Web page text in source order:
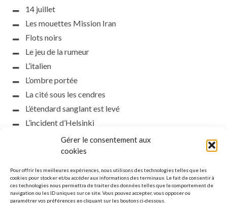
Gérer le consentement aux
cookies
Pour offrir les meilleures expériences, nous utilisons des technologies telles que les
cookies pour stocker et/ou accéder aux informations des terminaux. Le fait de consentir à
ces technologies nous permettra de traiter des données telles que le comportement de
navigation ou les ID uniques sur ce site. Vous pouvez accepter, vous opposer ou
paramétrer vos préférences en cliquant sur les boutons ci-dessous.
14 juillet
Les mouettes Mission Iran
Flots noirs
Le jeu de la rumeur
L’italien
L’ombre portée
La cité sous les cendres
L’étendard sanglant est levé
L’incident d’Helsinki
la petite fasciste
Toutes les nuances de la nuit
Que s’obscurcissent le soleil et la lumière
Le silence